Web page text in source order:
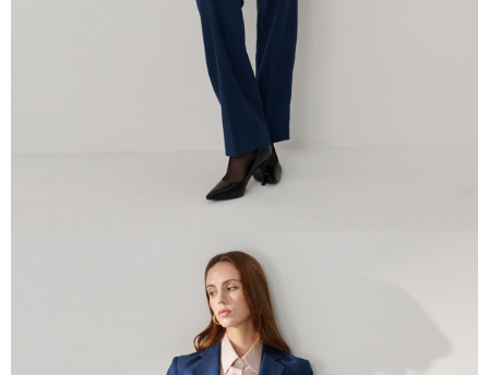
時審查核予不同之上限額度；若仍有額度不足之情形，本公司將視審查結果
５．嚴禁一人註冊多個帳號或使用他人資訊註冊。若發現惡意使用之情形，
恩沛科技股份有限公司將有權停止該用戶之使用額度並採取法律行動。